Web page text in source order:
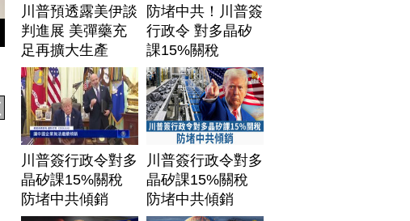
川普預透露美伊談
判進展 美彈藥充
足再擴大生產
防堵中共！川普簽
行政令 對多晶矽
課15%關稅
川普簽行政令對多
晶矽課15%關稅
防堵中共傾銷
川普簽行政令對多
晶矽課15%關稅
防堵中共傾銷